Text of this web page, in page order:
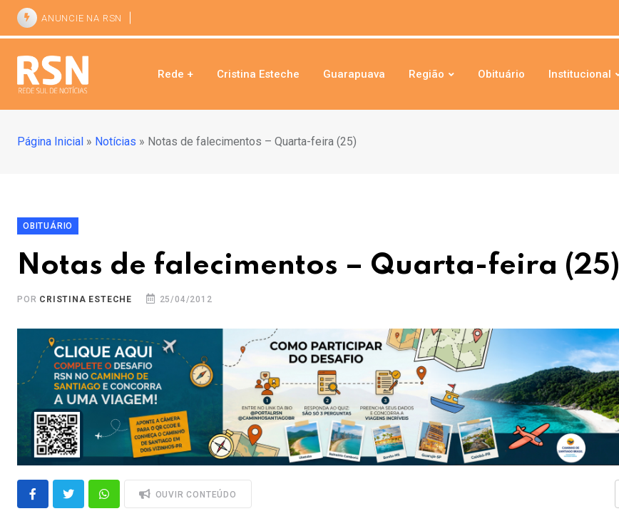
ANUNCIE NA RSN
Rede + Cristina Esteche Guarapuava Região Obituário Institucional
Página Inicial » Notícias » Notas de falecimentos – Quarta-feira (25)
OBITUÁRIO
Notas de falecimentos – Quarta-feira (25)
POR CRISTINA ESTECHE 25/04/2012
OUVIR CONTEÚDO